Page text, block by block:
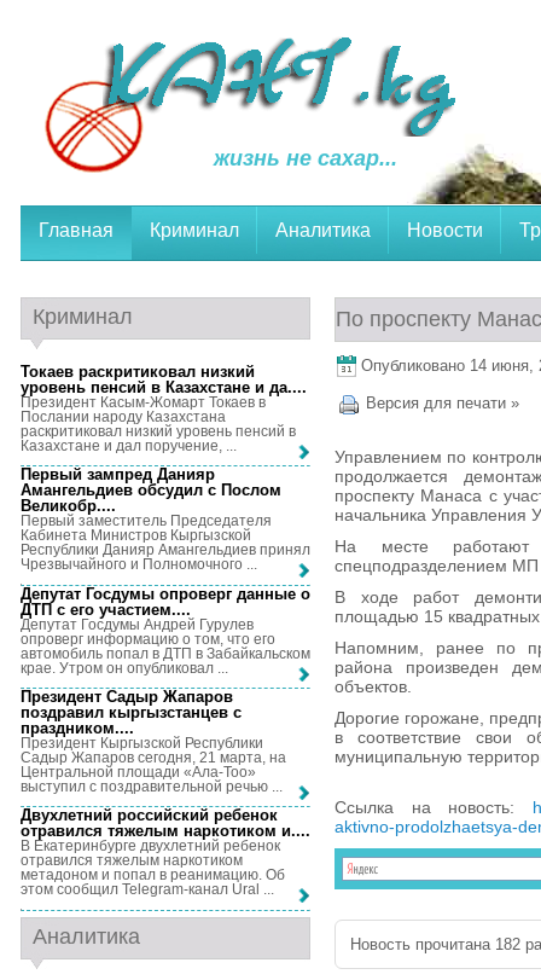
жизнь не сахар...
Главная Криминал Аналитика Новости
По проспекту
Опубликовано 14 июня,
Версия для печати »
Управлением по
продолжается
проспекту Манаса с
начальника Управления
На месте работают
спецподразделением МП
В ходе работ
площадью 15
Напомним, ранее по
района произведен
объектов.
Дорогие горожане,
в соответствие свои
муниципальную
Ссылка на новость:
aktivno-prodolzhaetsya-
Новость прочитана 182
Криминал
Токаев раскритиковал низкий
уровень пенсий в Казахстане и да....
Президент Касым-Жомарт Токаев в
Послании народу Казахстана
раскритиковал низкий уровень пенсий в
Казахстане и дал поручение, ...
Первый зампред Данияр
Амангельдиев обсудил с Послом
Великобр....
Первый заместитель Председателя
Кабинета Министров Кыргызской
Республики Данияр Амангельдиев принял
Чрезвычайного и Полномочного ...
Депутат Госдумы опроверг данные о
ДТП с его участием....
Депутат Госдумы Андрей Гурулев
опроверг информацию о том, что его
автомобиль попал в ДТП в Забайкальском
крае. Утром он опубликовал ...
Президент Садыр Жапаров
поздравил кыргызстанцев с
праздником....
Президент Кыргызской Республики
Садыр Жапаров сегодня, 21 марта, на
Центральной площади «Ала-Тоо»
выступил с поздравительной речью ...
Двухлетний российский ребенок
отравился тяжелым наркотиком и....
В Екатеринбурге двухлетний ребенок
отравился тяжелым наркотиком
метадоном и попал в реанимацию. Об
этом сообщил Telegram-канал Ural ...
Аналитика